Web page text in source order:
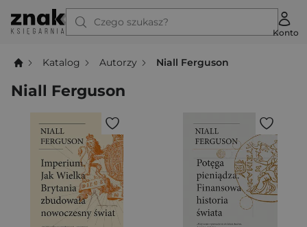
Czego szukasz?
Konto
Katalog Autorzy Niall Ferguson
Niall Ferguson